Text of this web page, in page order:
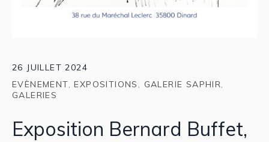
26 JUILLET 2024
EVÈNEMENT,EXPOSITIONS , GALERIE SAPHIR,
GALERIES
Exposition Bernard Buffet,